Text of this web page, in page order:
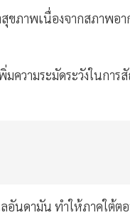
ภาพเนื่องจากสภาพอา
ความระมัดระวังในการ
อันดามัน ทำให้ภาคใต้ต